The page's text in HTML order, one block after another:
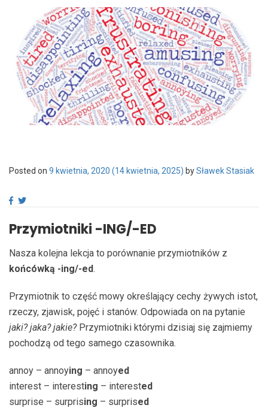
Posted on 9 kwietnia, 2020 (14 kwietnia, 2025) bySławek Stasiak
Przymiotniki -ING/-ED
Nasza kolejna lekcja to porównanie przymiotników z
końcówką -ing/-ed.
Przymiotnik to część mowy określający cechy żywych istot,
rzeczy, zjawisk, pojęć i stanów. Odpowiada on na pytanie
jaki? jaka? jakie?Przymiotniki którymi dzisiaj się zajmiemy
pochodzą od tego samego czasownika.
annoy – annoying – annoyed
interest – interesting – interested
surprise – surprising – surprised